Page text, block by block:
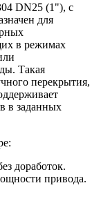
DN25 (1"), с
для
в режимах
Такая
перекрытия,
в заданных
доработок.
привода.